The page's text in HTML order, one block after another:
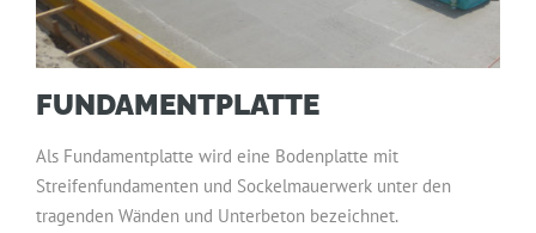
FUNDAMENTPLATTE
Als Fundamentplatte wird eine Bodenplatte mit
Streifenfundamenten und Sockelmauerwerk unter den
tragenden Wänden und Unterbeton bezeichnet.